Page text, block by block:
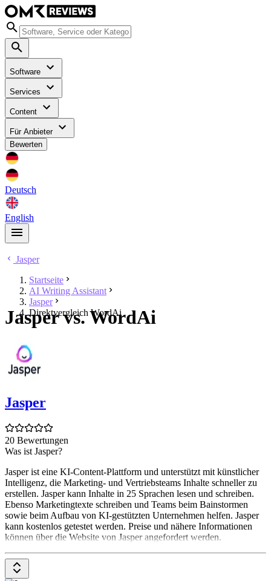
Software
Services
Content
Für Anbieter
Bewerten
Deutsch
English
Jasper
Startseite
AI Writing Assistant
Jasper
Direktvergleich WordAi
Jasper vs. WordAi
Jasper
20 Bewertungen
Was ist Jasper?
Jasper ist eine KI-Content-Plattform und unterstützt mit künstlicher
Intelligenz, die Marketing- und Vertriebsteams Inhalte schneller zu
erstellen. Jasper kann Inhalte in 25 Sprachen lesen und schreiben.
Ebenso Marketingtexte schreiben und Teams beim Bainstormen
sowie beim Aufbau von KI-gestützten Unternehmen helfen. Jasper
kann kostenlos getestet werden. Preise und nähere Informationen
können über die Website von Jasper angefordert werden.